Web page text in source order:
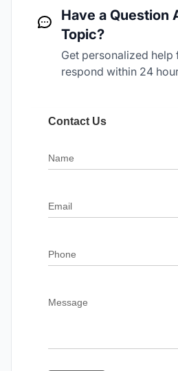
Have a Question
Topic?
Get personalized
respond within 24